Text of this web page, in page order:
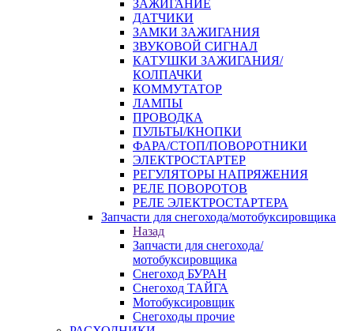
ЗАЖИГАНИЕ
ДАТЧИКИ
ЗАМКИ ЗАЖИГАНИЯ
ЗВУКОВОЙ СИГНАЛ
КАТУШКИ ЗАЖИГАНИЯ/
КОЛПАЧКИ
КОММУТАТОР
ЛАМПЫ
ПРОВОДКА
ПУЛЬТЫ/КНОПКИ
ФАРА/СТОП/ПОВОРОТНИКИ
ЭЛЕКТРОСТАРТЕР
РЕГУЛЯТОРЫ НАПРЯЖЕНИЯ
РЕЛЕ ПОВОРОТОВ
РЕЛЕ ЭЛЕКТРОСТАРТЕРА
Запчасти для снегохода/мотобуксировщика
Назад
Запчасти для снегохода/
мотобуксировщика
Снегоход БУРАН
Снегоход ТАЙГА
Мотобуксировщик
Снегоходы прочие